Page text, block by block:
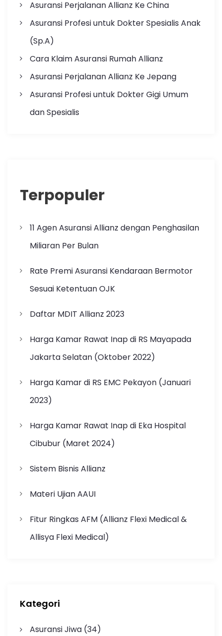
Asuransi Perjalanan Allianz Ke China
Asuransi Profesi untuk Dokter Spesialis Anak
(Sp.A)
Cara Klaim Asuransi Rumah Allianz
Asuransi Perjalanan Allianz Ke Jepang
Asuransi Profesi untuk Dokter Gigi Umum
dan Spesialis
Terpopuler
11 Agen Asuransi Allianz dengan Penghasilan
Miliaran Per Bulan
Rate Premi Asuransi Kendaraan Bermotor
Sesuai Ketentuan OJK
Daftar MDIT Allianz 2023
Harga Kamar Rawat Inap di RS Mayapada
Jakarta Selatan (Oktober 2022)
Harga Kamar di RS EMC Pekayon (Januari
2023)
Harga Kamar Rawat Inap di Eka Hospital
Cibubur (Maret 2024)
Sistem Bisnis Allianz
Materi Ujian AAUI
Fitur Ringkas AFM (Allianz Flexi Medical &
Allisya Flexi Medical)
Kategori
Asuransi Jiwa(34)